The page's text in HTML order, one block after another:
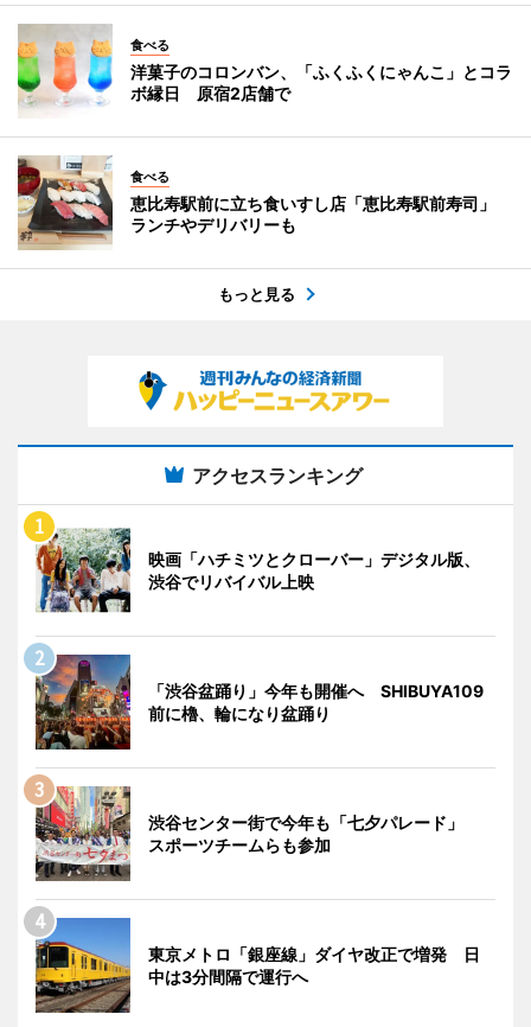
食べる
洋菓子のコロンバン、「ふくふくにゃんこ」とコラ
ボ縁日 原宿2店舗で
食べる
恵比寿駅前に立ち食いすし店「恵比寿駅前寿司」
ランチやデリバリーも
もっと見る
アクセスランキング
映画「ハチミツとクローバー」デジタル版、
渋谷でリバイバル上映
「渋谷盆踊り」今年も開催へ SHIBUYA109
前に櫓、輪になり盆踊り
渋谷センター街で今年も「七夕パレード」
スポーツチームらも参加
東京メトロ「銀座線」ダイヤ改正で増発 日
中は3分間隔で運行へ